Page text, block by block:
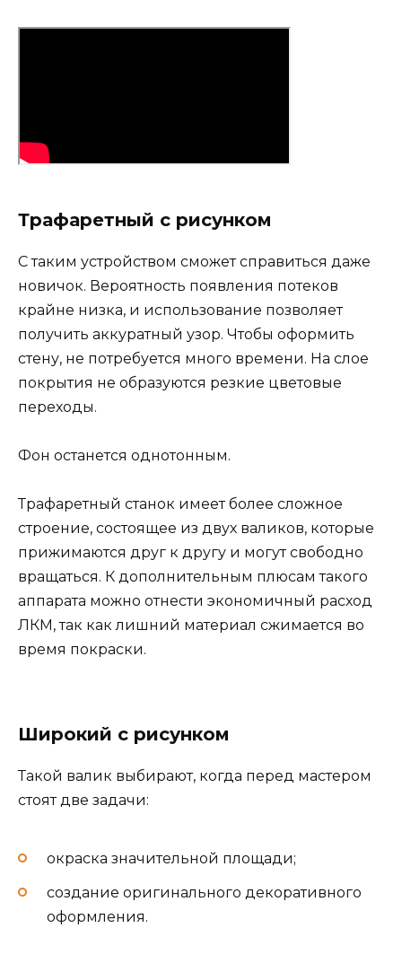
Трафаретный с рисунком
С таким устройством сможет справиться даже
новичок. Вероятность появления потеков
крайне низка, и использование позволяет
получить аккуратный узор. Чтобы оформить
стену, не потребуется много времени. На слое
покрытия не образуются резкие цветовые
переходы.
Фон останется однотонным.
Трафаретный станок имеет более сложное
строение, состоящее из двух валиков, которые
прижимаются друг к другу и могут свободно
вращаться. К дополнительным плюсам такого
аппарата можно отнести экономичный расход
ЛКМ, так как лишний материал сжимается во
время покраски.
Широкий с рисунком
Такой валик выбирают, когда перед мастером
стоят две задачи:
окраска значительной площади;
создание оригинального декоративного
оформления.